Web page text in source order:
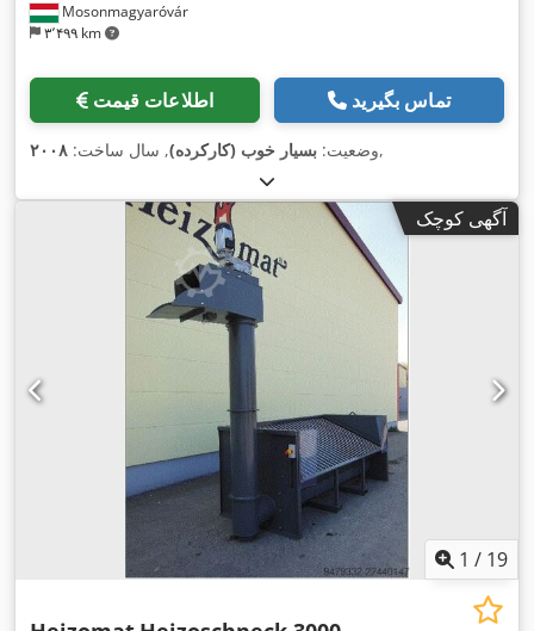
Mosonmagyaróvár
۳٬۴۹۹ km
اطلاعات قیمت تماس بگیرید
وضعیت: بسیار خوب (کارکرده), سال ساخت: ۲۰۰۸ ,
آگهی کوچک
1 / 19